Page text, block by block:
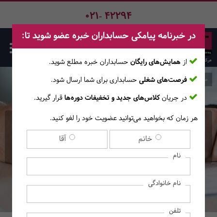
021- 42294
دوره حضوری - آنلاین مبانی
حقوقی قراردادها
صفحه اصلی دوره‌ها
در خبرنامه پیامکی حسابداران خبره عضو شوید تا:
از همایش‌های رایگان حسابداران خبره مطلع ‎شوید.
فرصت‌های شغلی حسابداری برای شما ارسال شود.
در جریانکلاس‌های جدید و تخفیفات دوره‌هاقرار گیرید.
هر زمان که بخواهید می‌توانید عضویت خود را لغو کنید.
خانم آقا
نام
نام خانوادگی
تلفن